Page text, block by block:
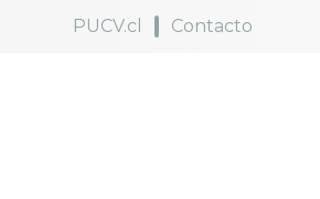
PUCV.cl Contacto